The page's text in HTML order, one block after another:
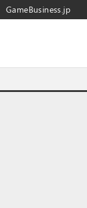
GameBusiness.jp